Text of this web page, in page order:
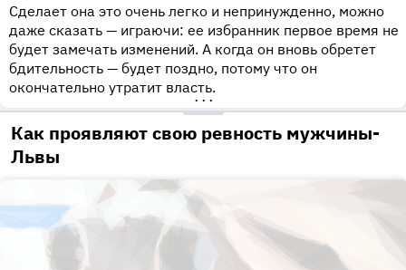
Сделает она это очень легко и непринужденно, можно
даже сказать — играючи: ее избранник первое время не
будет замечать изменений. А когда он вновь обретет
бдительность — будет поздно, потому что он
окончательно утратит власть.
•••
Как проявляют свою ревность мужчины-
Львы